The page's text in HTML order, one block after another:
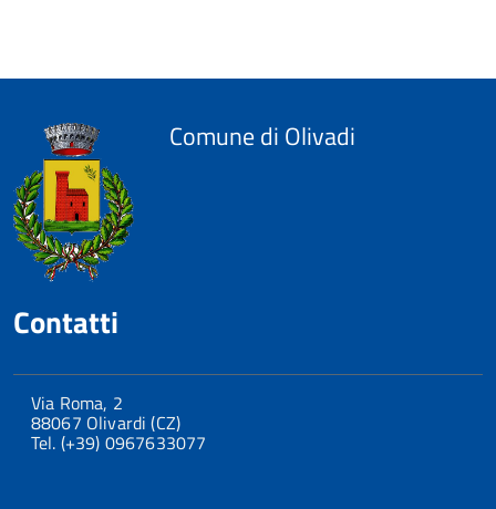
Comune di Olivadi
Contatti
Via Roma, 2
88067 Olivardi (CZ)
Tel. (+39) 0967633077